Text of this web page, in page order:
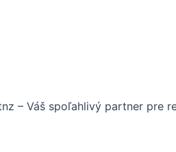
– Váš spoľahlivý partner pre